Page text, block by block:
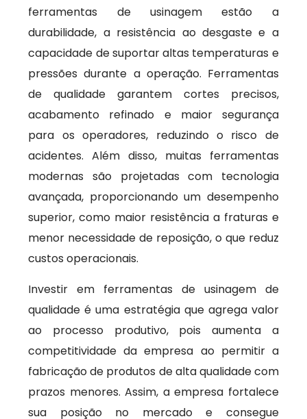
ferramentas de usinagem estão a
durabilidade, a resistência ao desgaste e a
capacidade de suportar altas temperaturas e
pressões durante a operação. Ferramentas
de qualidade garantem cortes precisos,
acabamento refinado e maior segurança
para os operadores, reduzindo o risco de
acidentes. Além disso, muitas ferramentas
modernas são projetadas com tecnologia
avançada, proporcionando um desempenho
superior, como maior resistência a fraturas e
menor necessidade de reposição, o que reduz
custos operacionais.
Investir em ferramentas de usinagem de
qualidade é uma estratégia que agrega valor
ao processo produtivo, pois aumenta a
competitividade da empresa ao permitir a
fabricação de produtos de alta qualidade com
prazos menores. Assim, a empresa fortalece
sua posição no mercado e consegue